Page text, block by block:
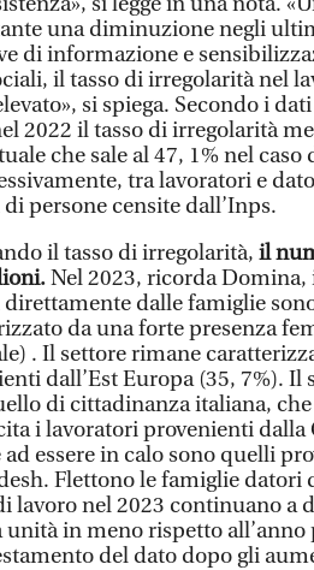
una diminuzione negli
di informazione e
il tasso di irregolarità nel
si spiega. Secondo i
2022 il tasso di irregolarità
che sale al 47, 1% nel
tra lavoratori e
persone censite dall’Inps.
il tasso di irregolarità, il
Nel 2023, ricorda
direttamente dalle famiglie
da una forte presenza
. Il settore rimane
dall’Est Europa (35, 7%).
di cittadinanza italiana,
i lavoratori provenienti dalla
essere in calo sono quelli
Flettono le famiglie datori
lavoro nel 2023 continuano a
unità in meno rispetto all’anno
del dato dopo gli